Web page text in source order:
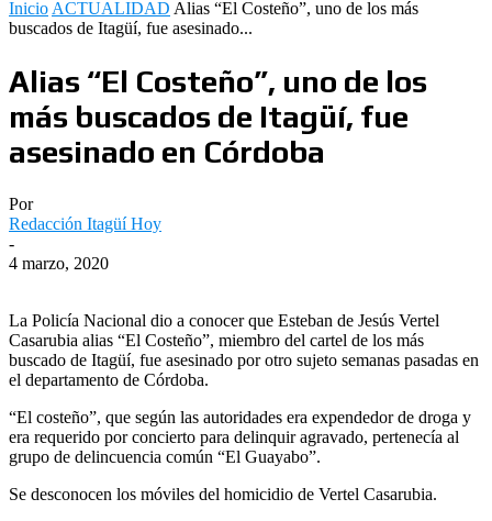
Inicio ACTUALIDAD Alias “El Costeño”, uno de los más
buscados de Itagüí, fue asesinado...
Alias “El Costeño”, uno de los
más buscados de Itagüí, fue
asesinado en Córdoba
Por
Redacción Itagüí Hoy
-
4 marzo, 2020
La Policía Nacional dio a conocer que Esteban de Jesús Vertel
Casarubia alias “El Costeño”, miembro del cartel de los más
buscado de Itagüí, fue asesinado por otro sujeto semanas pasadas en
el departamento de Córdoba.
“El costeño”, que según las autoridades era expendedor de droga y
era requerido por concierto para delinquir agravado, pertenecía al
grupo de delincuencia común “El Guayabo”.
Se desconocen los móviles del homicidio de Vertel Casarubia.